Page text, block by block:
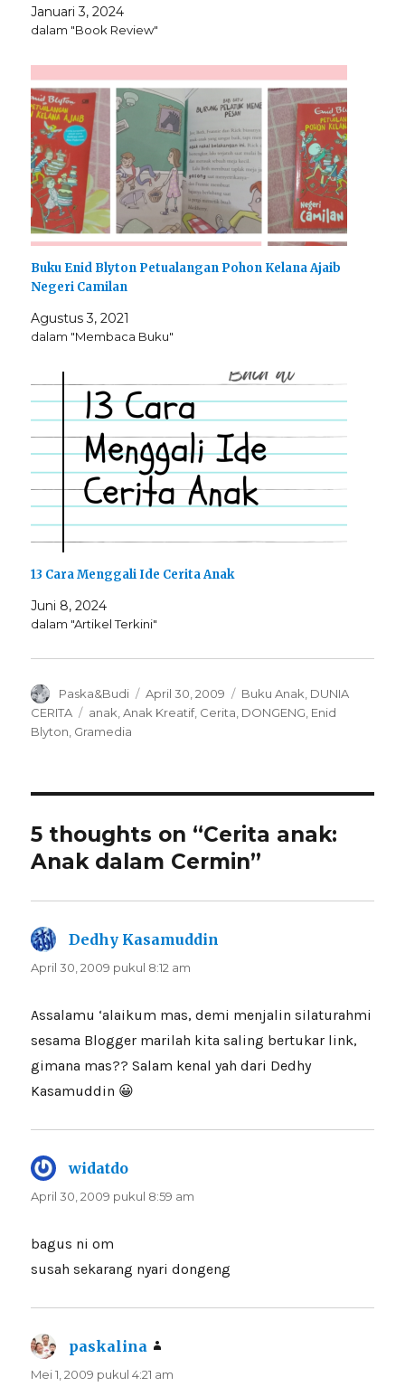
Januari 3, 2024
dalam "Book Review"
Buku Enid Blyton Petualangan Pohon Kelana Ajaib
Negeri Camilan
Agustus 3, 2021
dalam "Membaca Buku"
13 Cara Menggali Ide Cerita Anak
Juni 8, 2024
dalam "Artikel Terkini"
Author
Paska&Budi
Posted
on
April 30, 2009 Categories
Buku Anak DUNIA
CERITA
Tags
anak ,Anak Kreatif, Cerita DONGENG Enid
Blyton Gramedia
5 thoughts on “Cerita anak:
Anak dalam Cermin”
Dedhy Kasamuddin
April 30, 2009 pukul 8:12 am
Assalamu ‘alaikum mas, demi menjalin silaturahmi
sesama Blogger marilah kita saling bertukar link,
gimana mas?? Salam kenal yah dari Dedhy
Kasamuddin 😀
widatdo
April 30, 2009 pukul 8:59 am
bagus ni om
susah sekarang nyari dongeng
paskalina
Mei 1, 2009 pukul 4:21 am